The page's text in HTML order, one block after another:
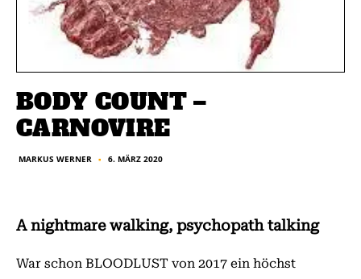
BODY COUNT –
CARNOVIRE
MARKUS WERNER ■ 6. MÄRZ 2020
A nightmare walking, psychopath talking
War schon BLOODLUST von 2017 ein höchst